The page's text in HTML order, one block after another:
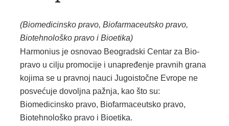
(Biomedicinsko pravo, Biofarmaceutsko pravo,
Biotehnološko pravo i Bioetika)
Harmonius je osnovao Beogradski Centar za Bio-
pravo u cilju promocije i unapređenje pravnih grana
kojima se u pravnoj nauci Jugoistočne Evrope ne
posvećuje dovoljna pažnja, kao što su:
Biomedicinsko pravo, Biofarmaceutsko pravo,
Biotehnološko pravo i Bioetika.